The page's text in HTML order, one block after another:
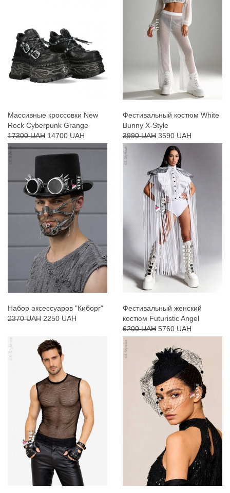
Массивные кроссовки New
Rock Cyberpunk Grange
17300 UAH 14700 UAH
Фестивальный костюм White
Bunny X-Style
3990 UAH 3590 UAH
Набор аксессуаров "Киборг"
2370 UAH 2250 UAH
Фестивальный женский
костюм Futuristic Angel
6200 UAH 5760 UAH